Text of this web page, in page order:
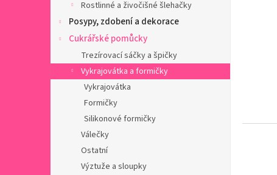
Rostlinné a živočišné šlehačky
Posypy, zdobení a dekorace
Cukrářské pomůcky
Trezírovací sáčky a špičky
Vykrajovátka a formičky
Vykrajovátka
Formičky
Silikonové formičky
Válečky
Ostatní
Výztuže a sloupky